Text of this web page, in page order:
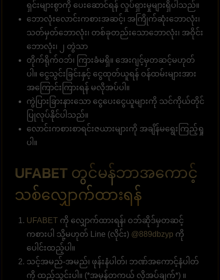
ရှင်းများစွာကို ပေးဆောင်ရန် လှုပ်ရှားမှုများရှိပါသည်။
ဘောလုံးလောင်းကစားအဆင့်၊ အကြိုက်ဆုံးဘောလုံး၊
သတ်မှတ်ဘောလုံး၊ တစ်ခုတည်းသောဘောလုံး၊ အဝိုင်း
ဘောလုံး၊ ၂ တွဲသာ
တိုက်ရိုက်ဝဘ်၊ ကြားခံမရှိ။ အေးဂျင့်မှတဆင့်မဟုတ်
ပါ။ ငွေသွင်းခြင်းနှင့် ငွေထုတ်ယူရန် ဝန်ထမ်းများအား
အကြောင်းကြားရန် မလိုအပ်ပါ။
ကွဲပြားခြားနားသော ငွေပေးငွေယူများကို သင်ကိုယ်တိုင်
ပြုလုပ်နိုင်ပါသည်။
လောင်းကစားစာရင်းဇယားများကို အချိန်မရွေးကြည့်ရှု
ပါ။
UFABET တွင်မန်ဘာအကောင့်
သစ်လျှောက်ထားရန်
UFABET ကို လျှောက်ထားရန်၊ ဝဘ်ဆိုဒ်မှတဆင့်
ကစားပါ သို့မဟုတ် Line (လိုင်း) @889dbzyp ကို
ပေါင်းထည့်ပါ။
သင့်အမည်-အမည်၊ ဖုန်းနံပါတ်၊ ဘဏ်အကောင့်နံပါတ်
ကို ထည့်သွင်းပါ။ (*အမှန်တကယ် လိုအပ်ချက်*) ။